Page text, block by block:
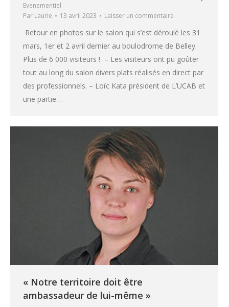
Evenementiel
Par Laurie 13 avril 2023 Laisser un commentaire
Retour en photos sur le salon qui s’est déroulé les 31
mars, 1er et 2 avril dernier au boulodrome de Belley.
Plus de 6 000 visiteurs ! – Les visiteurs ont pu goûter
tout au long du salon divers plats réalisés en direct par
des professionnels. – Loïc Kata président de L’UCAB et
une partie…
« Notre territoire doit être
ambassadeur de lui-même »